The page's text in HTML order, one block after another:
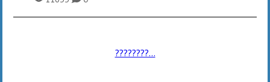
????????...